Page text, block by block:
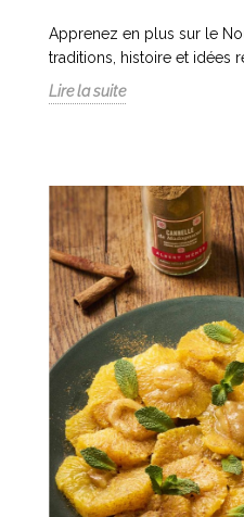
Apprenez en plus sur le
traditions, histoire et idées
Lire la suite